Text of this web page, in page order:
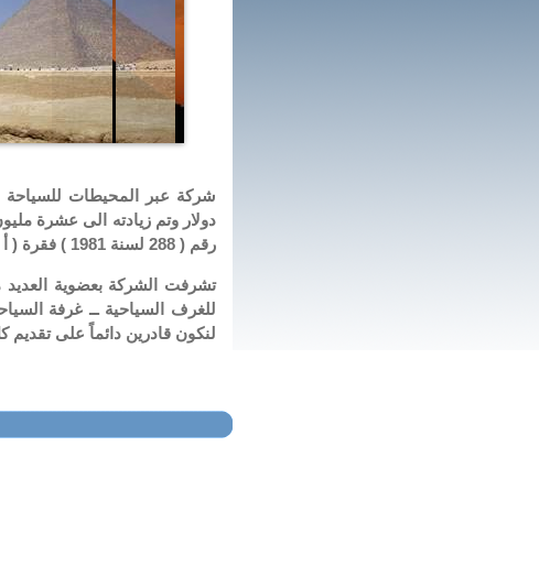
دولار وتم زيادته الى عشرة
رقم ( 288 لسنة 1981 ) فقرة ( أ ) والتى تتيح لها مزاولة جميع الانشطة السياحية.
للغرف السياحية ــ غرفة
لنكون قادرين دائماً على تقديم